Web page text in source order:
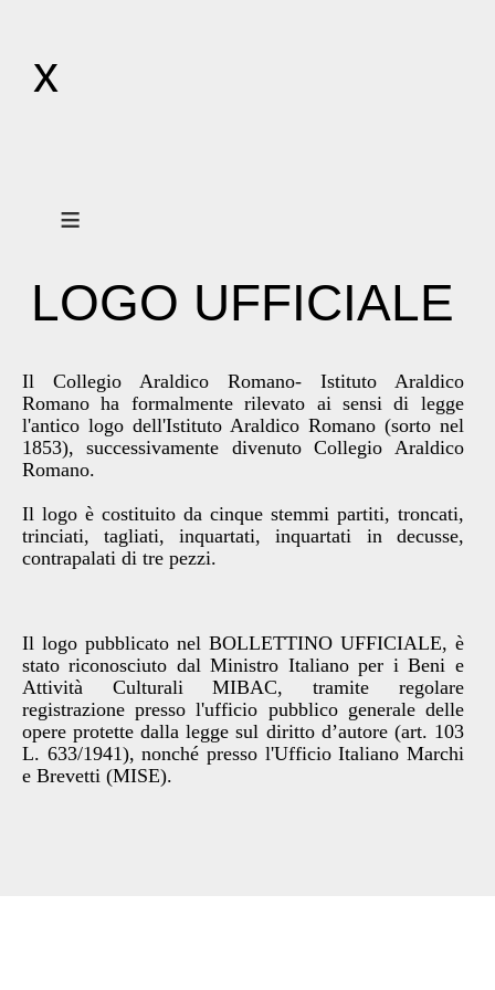
x
≡
LOGO UFFICIALE
Il Collegio Araldico Romano- Istituto Araldico
Romano ha formalmente rilevato ai sensi di legge
l'antico logo dell'Istituto Araldico Romano (sorto nel
1853), successivamente divenuto Collegio Araldico
Romano.
Il logo è costituito da cinque stemmi partiti, troncati,
trinciati, tagliati, inquartati, inquartati in decusse,
contrapalati di tre pezzi.
Il logo pubblicato nel BOLLETTINO UFFICIALE, è
stato riconosciuto dal Ministro Italiano per i Beni e
Attività Culturali MIBAC, tramite regolare
registrazione presso l'ufficio pubblico generale delle
opere protette dalla legge sul diritto d’autore (art. 103
L. 633/1941), nonché presso l'Ufficio Italiano Marchi
e Brevetti (MISE).